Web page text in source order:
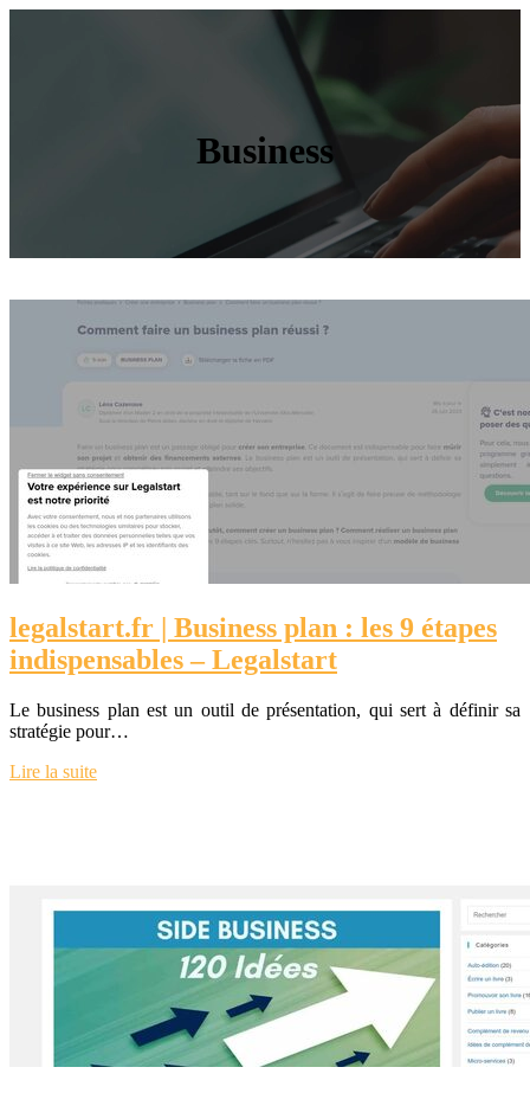
Business
legalstart.fr | Business plan : les 9 étapes
indispensables – Legalstart
Le business plan est un outil de présentation, qui sert à définir sa
stratégie pour…
Lire la suite